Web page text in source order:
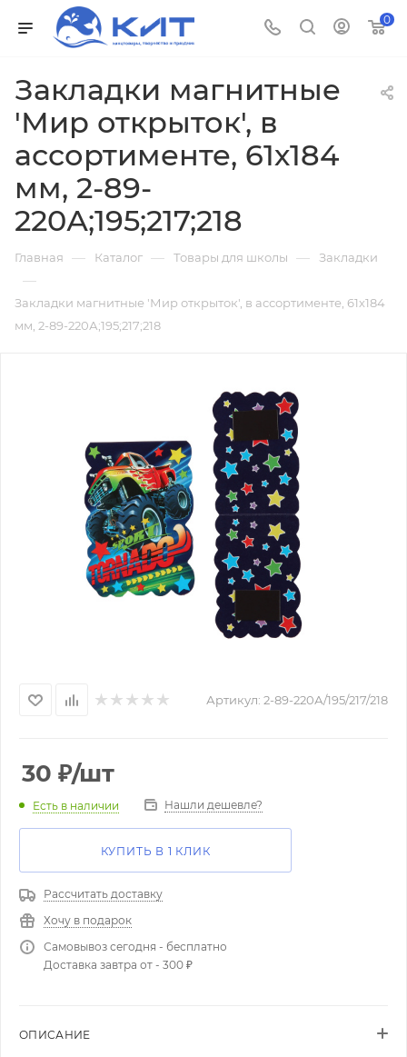
0
Закладки магнитные
'Мир открыток', в
ассортименте, 61х184
мм, 2-89-
220А;195;217;218
Главная — Каталог — Товары для школы — Закладки
—
Закладки магнитные 'Мир открыток', в ассортименте, 61х184
мм, 2-89-220А;195;217;218
Артикул: 2-89-220А/195/217/218
30 ₽/шт
Есть в наличии Нашли дешевле?
КУПИТЬ В 1 КЛИК
Рассчитать доставку
Хочу в подарок
Самовывоз сегодня - бесплатно
Доставка завтра от - 300 ₽
ОПИСАНИЕ